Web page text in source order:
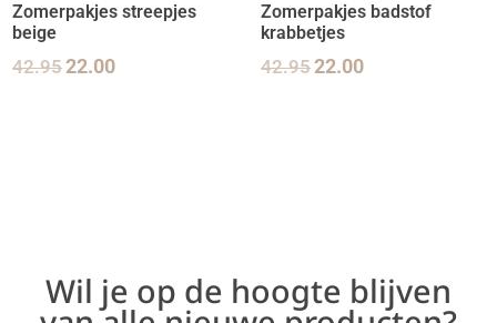
Zomerpakjes streepjes
beige
42.9522.00
Zomerpakjes badstof
krabbetjes
42.9522.00
Wil je op de hoogte blijven